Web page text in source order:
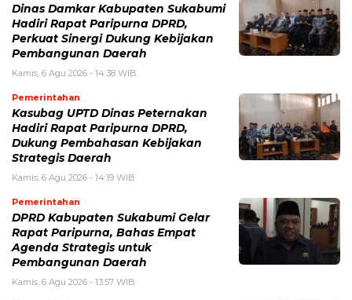
Dinas Damkar Kabupaten Sukabumi
Hadiri Rapat Paripurna DPRD,
Perkuat Sinergi Dukung Kebijakan
Pembangunan Daerah
Kamis, 6 Agu 2026 - 14:38 WIB
Pemerintahan
Kasubag UPTD Dinas Peternakan
Hadiri Rapat Paripurna DPRD,
Dukung Pembahasan Kebijakan
Strategis Daerah
Kamis, 6 Agu 2026 - 14:19 WIB
Pemerintahan
DPRD Kabupaten Sukabumi Gelar
Rapat Paripurna, Bahas Empat
Agenda Strategis untuk
Pembangunan Daerah
Kamis, 6 Agu 2026 - 13:57 WIB